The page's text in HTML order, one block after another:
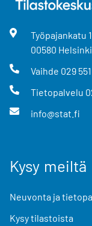
Työpajankatu
00580 Helsinki
Vaihde 029
Tietopalvelu
info@stat.fi
Kysy meiltä
Neuvonta ja
Kysy tilastoista